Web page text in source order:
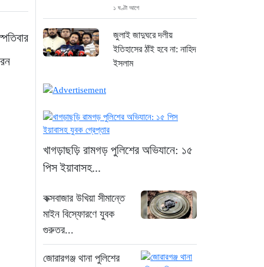
১ ঘণ্টা আগে
জুলাই জাদুঘরে দলীয়
ইতিহাসের ঠাঁই হবে না: নাহিদ
ইসলাম
সমাবেশে প্রধান অতিথি
প্রধানমন্ত্রী তারেক রহমান
ঢাকা-ময়মনসিংহ রেলপথে
বগি লাইনচ্যুত: ট্রেন চলাচল
২০ ঘণ্টা আগে
খাগড়াছড়ি রামগড় পুলিশের অভিযানে: ১৫
পিস ইয়াবাসহ...
কক্সবাজার উখিয়া সীমান্তে
মাইন বিস্ফোরণে যুবক
গুরুতর...
জোরারগঞ্জ থানা পুলিশের